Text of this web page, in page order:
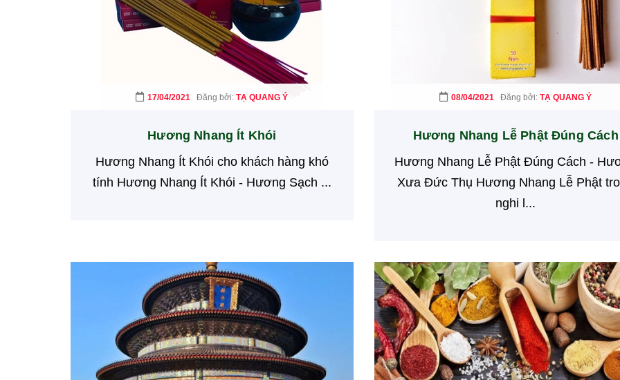
17/04/2021 Đăng bởi:TẠ QUANG Ý
Hương Nhang Ít Khói
Hương Nhang Ít Khói cho khách hàng khó
tính Hương Nhang Ít Khói - Hương Sạch ...
08/04/2021 Đăng bởi:TẠ QUANG Ý
Hương Nhang Lễ Phật Đúng Cách
Hương Nhang Lễ Phật Đúng Cách -
Xưa Đức Thụ Hương Nhang Lễ Phật
nghi l...